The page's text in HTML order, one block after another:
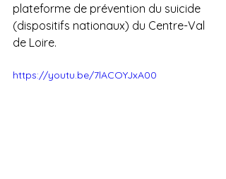
plateforme de prévention du suicide
(dispositifs nationaux) du Centre-Val
de Loire.
https://youtu.be/7lACOYJxA00